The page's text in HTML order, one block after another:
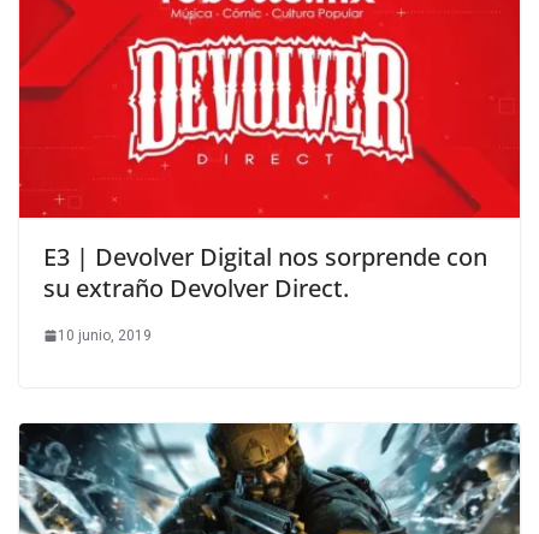
E3 | Devolver Digital nos sorprende con
su extraño Devolver Direct.
10 junio, 2019